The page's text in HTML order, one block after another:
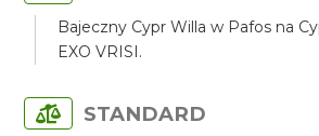
Bajeczny Cypr Willa w Pafos na
EXO VRISI.
STANDARD